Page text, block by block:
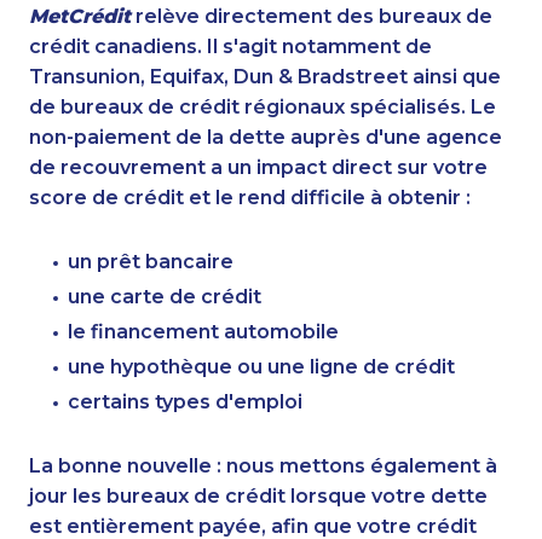
MetCréditrelève directement des bureaux de
crédit canadiens. Il s'agit notamment de
Transunion, Equifax, Dun & Bradstreet ainsi que
de bureaux de crédit régionaux spécialisés. Le
non-paiement de la dette auprès d'une agence
de recouvrement a un impact direct sur votre
score de crédit et le rend difficile à obtenir :
un prêt bancaire
une carte de crédit
le financement automobile
une hypothèque ou une ligne de crédit
certains types d'emploi
La bonne nouvelle : nous mettons également à
jour les bureaux de crédit lorsque votre dette
est entièrement payée, afin que votre crédit